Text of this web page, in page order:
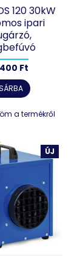
120 30kW
ipari
Ft
a termékről
ÚJ